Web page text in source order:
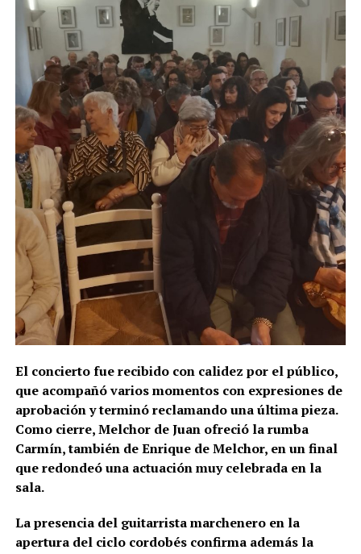
El concierto fue recibido con calidez por el público,
que acompañó varios momentos con expresiones de
aprobación y terminó reclamando una última pieza.
Como cierre, Melchor de Juan ofreció la rumba
Carmín, también de Enrique de Melchor, en un final
que redondeó una actuación muy celebrada en la
sala.
La presencia del guitarrista marchenero en la
apertura del ciclo cordobés confirma además la